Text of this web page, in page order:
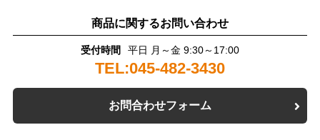
商品に関するお問い合わせ
受付時間 平日 月～金 9:30～17:00
TEL:045-482-3430
お問合わせフォーム